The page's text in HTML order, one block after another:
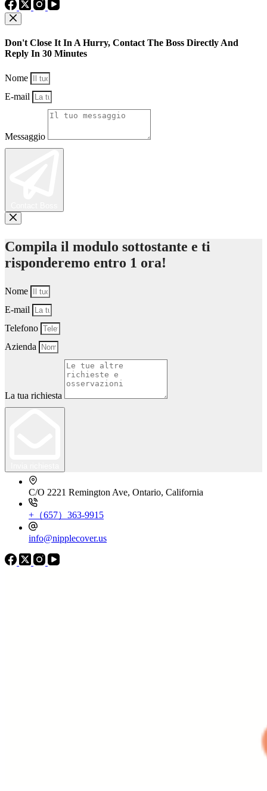
Don't Close It In A Hurry, Contact The Boss Directly And
Reply In 30 Minutes
Nome
E-mail
Messaggio
Compila il modulo sottostante e ti
risponderemo entro 1 ora!
Nome
E-mail
Telefono
Azienda
La tua richiesta
C/O 2221 Remington Ave, Ontario, California
+（657）363-9915
info@nipplecover.us